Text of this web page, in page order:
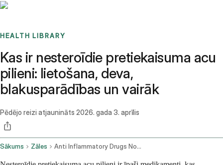
HEALTH LIBRARY
Kas ir nesteroīdie pretiekaisuma acu
pilieni: lietošana, deva,
blakusparādības un vairāk
Pēdējo reizi atjaunināts 2026. gada 3. aprīlis
Sākums Zāles Anti Inflammatory Drugs Nonsteroidal Ophthalmic Route